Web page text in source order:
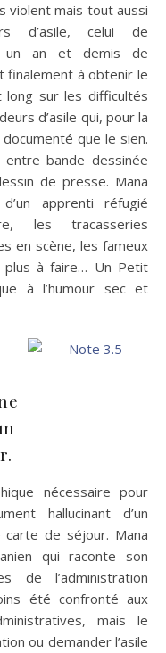
violent mais tout aussi
d’asile, celui de
un an et demis de
finalement à obtenir le
sur les difficultés
d’asile qui, pour la
que le sien.
bande dessinée
de presse. Mana
apprenti réfugié
les tracasseries
en scène, les fameux
plus à faire… Un Petit
à l’humour sec et
nécessaire pour
hallucinant d’un
de séjour. Mana
qui raconte son
de l’administration
été confronté aux
mais le
ou demander l’asile